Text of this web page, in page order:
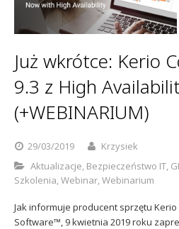
Już wkrótce: Kerio
9.3 z High
(+WEBINARIUM)
29/03/2019
Krzysiek
Aktualizacje, Bezpieczeństwo IT,
Szkolenia,Webinar,Webinarium
Jak informuje producent sprzętu Kerio
Software™, 9 kwietnia 2019 roku